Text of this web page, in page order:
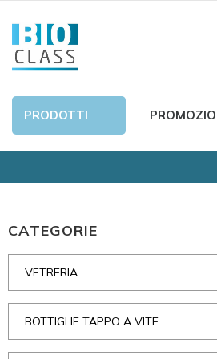
PRODOTTI
CATEGORIE